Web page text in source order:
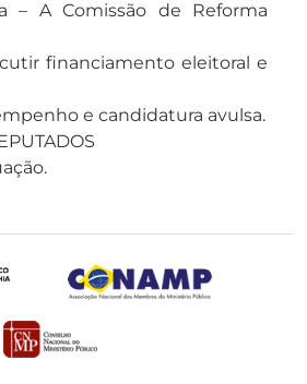
– A Comissão de Reforma
financiamento eleitoral e
e candidatura avulsa.